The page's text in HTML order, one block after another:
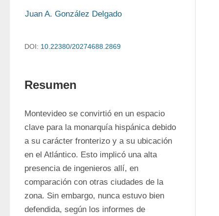
Juan A. González Delgado
DOI: 10.22380/20274688.2869
Resumen
Montevideo se convirtió en un espacio
clave para la monarquía hispánica debido
a su carácter fronterizo y a su ubicación
en el Atlántico. Esto implicó una alta
presencia de ingenieros allí, en
comparación con otras ciudades de la
zona. Sin embargo, nunca estuvo bien
defendida, según los informes de